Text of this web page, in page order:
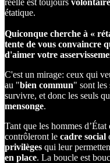
étatique.
Quiconque cherche à «
tente de vous convaincre
d'aimer votre
C'est un mirage: ceux qui
au "bien commun" sont
survivre, et donc les seuls
mensonge.
Tant que les hommes d’État
contrôleront le cadre social
privilèges qui leur
en place. La boucle est